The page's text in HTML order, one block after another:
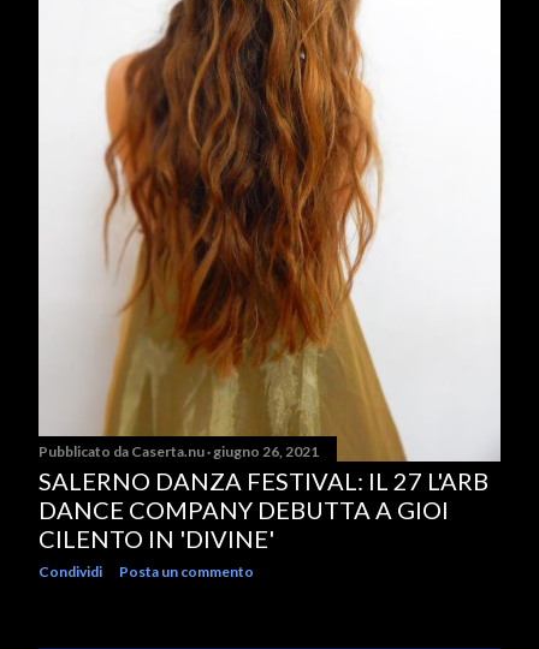
Pubblicato da Caserta.nu giugno 26, 2021
SALERNO DANZA FESTIVAL: IL 27 L'ARB
DANCE COMPANY DEBUTTA A GIOI
CILENTO IN 'DIVINE'
Condividi Posta un commento